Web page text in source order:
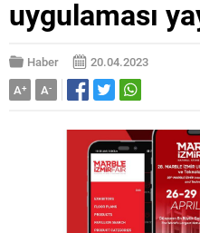
uygulaması
Haber
20.04.2023
A+ A-